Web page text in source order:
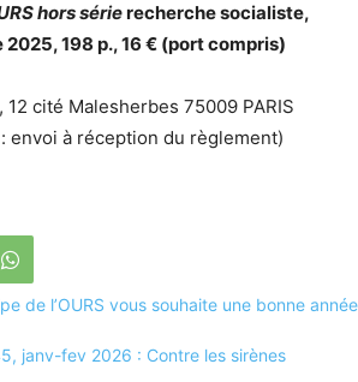
hors sérierecherche socialiste,
2025, 198 p., 16 € (port compris)
12 cité Malesherbes 75009 PARIS
envoi à réception du règlement)
de l’OURS vous souhaite une bonne année
janv-fev 2026 : Contre les sirènes